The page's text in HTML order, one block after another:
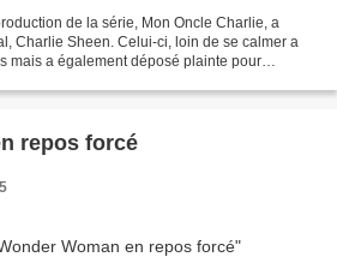
de la série, Mon Oncle Charlie, a
Charlie Sheen. Celui-ci, loin de se calmer a
mais a également déposé plainte pour
repos forcé